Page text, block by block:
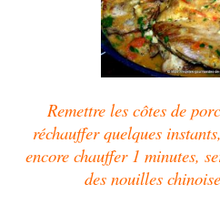
Remettre les côtes de
réchauffer quelques
encore chauffer 1 minutes,
des nouilles